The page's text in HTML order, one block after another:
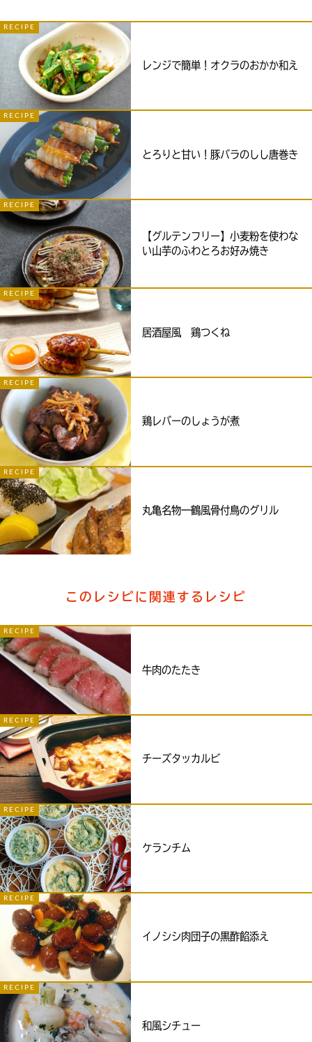
RECIPE
レンジで簡単！オクラのおかか和え
RECIPE
とろりと甘い！豚バラのしし唐巻き
RECIPE
【グルテンフリー】小麦粉を使わな
い山芋のふわとろお好み焼き
RECIPE
居酒屋風 鶏つくね
RECIPE
鶏レバーのしょうが煮
RECIPE
丸亀名物一鶴風骨付鳥のグリル
このレシピに関連するレシピ
RECIPE
牛肉のたたき
RECIPE
チーズタッカルビ
RECIPE
ケランチム
RECIPE
イノシシ肉団子の黒酢餡添え
RECIPE
和風シチュー